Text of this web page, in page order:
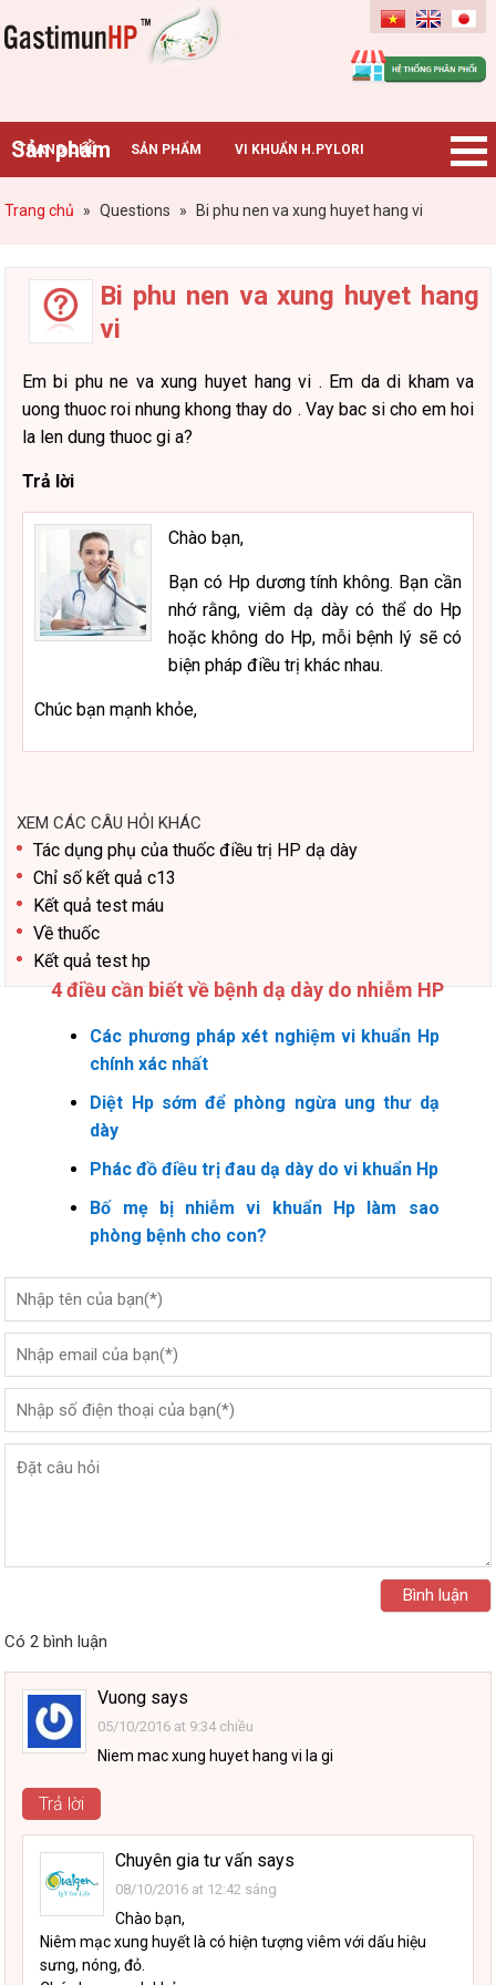
Gastimunhp
Sản phẩm
TRANG CHỦ SẢN PHẨM VI KHUẨN H.PYLORI
BỆNH DẠ DÀY TIN TỨC – SỰ KIỆN HƯỚNG DẪN MUA HÀNG
Trang chủ » Questions » Bi phu nen va xung huyet hang vi
Bi phu nen va xung huyet hang
vi
Em bi phu ne va xung huyet hang vi . Em da di kham va
uong thuoc roi nhung khong thay do . Vay bac si cho em hoi
la len dung thuoc gi a?
Trả lời
Chào bạn,
Bạn có Hp dương tính không. Bạn cần
nhớ rằng, viêm dạ dày có thể do Hp
hoặc không do Hp, mỗi bệnh lý sẽ có
biện pháp điều trị khác nhau.
Chúc bạn mạnh khỏe,
XEM CÁC CÂU HỎI KHÁC
Tác dụng phụ của thuốc điều trị HP dạ dày
Chỉ số kết quả c13
Kết quả test máu
Về thuốc
Kết quả test hp
4 điều cần biết về bệnh dạ dày do nhiễm HP
Các phương pháp xét nghiệm vi khuẩn Hp
chính xác nhất
Diệt Hp sớm để phòng ngừa ung thư dạ
dày
Phác đồ điều trị đau dạ dày do vi khuẩn Hp
Bố mẹ bị nhiễm vi khuẩn Hp làm sao
phòng bệnh cho con?
Có 2 bình luận
Vuong says
05/10/2016 at 9:34 chiều
Niem mac xung huyet hang vi la gi
Trả lời
Chuyên gia tư vấn says
08/10/2016 at 12:42 sáng
Chào bạn,
Niêm mạc xung huyết là có hiện tượng viêm với dấu hiệu
sưng, nóng, đỏ.